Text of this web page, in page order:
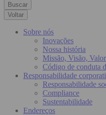
Buscar
Voltar
Sobre nós
Inovações
Nossa história
Missão, Visão,
Código de conduta
Responsabilidade
Responsabilidade
Compliance
Sustentabilidade
Endereços